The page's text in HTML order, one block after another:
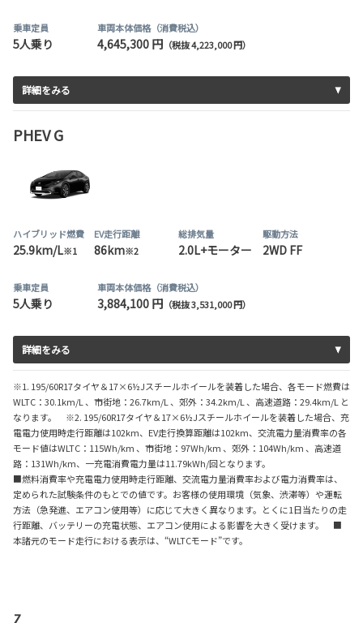
乗車定員
5人乗り
車両本体価格（消費税込）
4,645,300 円（税抜 4,223,000 円）
詳細をみる
PHEV G
ハイブリッド燃費
25.9km/L※1
EV走行距離
86km※2
総排気量
2.0L+モーター
駆動方法
2WD FF
乗車定員
5人乗り
車両本体価格（消費税込）
3,884,100 円 （税抜 3,531,000 円）
詳細をみる
※1. 195/60R17タイヤ＆17×6½Jスチールホイールを装着した場合、各モード燃費は
WLTC：30.1km/L 、市街地：26.7km/L 、郊外：34.2km/L 、高速道路：29.4km/L と
なります。 ※2. 195/60R17タイヤ＆17×6½Jスチールホイールを装着した場合、充
電電力使用時走行距離は102km、EV走行換算距離は102km、交流電力量消費率の各
モード値はWLTC：115Wh/km 、市街地：97Wh/km 、郊外：104Wh/km 、高速道
路：131Wh/km、一充電消費電力量は11.79kWh/回となります。
■燃料消費率や充電電力使用時走行距離、交流電力量消費率および電力消費率は、
定められた試験条件のもとでの値です。お客様の使用環境（気象、渋滞等）や運転
方法（急発進、エアコン使用等）に応じて大きく異なります。とくに1日当たりの走
行距離、バッテリーの充電状態、エアコン使用による影響を大きく受けます。 ■
本諸元のモード走行における表示は、“WLTCモード”です。
Z